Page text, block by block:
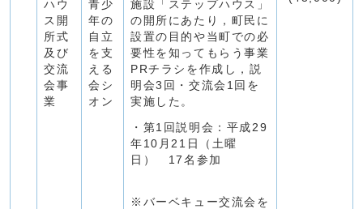
ハウ
ス開
所式
及び
交流
会事
業
青少
年の
自立
を支
える
会シ
オン
施設「ステップハウス」
の開所にあたり，町民に
設置の目的や当町での必
要性を知ってもらう事業
PRチラシを作成し，説
明会3回・交流会1回を
実施した。
・第1回説明会：平成29
年10月21日（土曜
日） 17名参加
※バーベキュー交流会を